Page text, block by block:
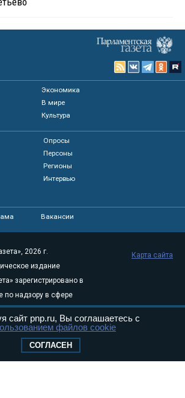
Экономика
В мире
Культура
Опросы
Персоны
Регионы
Интервью
Вакансии
2026 г.
издание
зарегистрировано в
по надзору в сфере
технологий и
(Роскомнадзор) 05
Эл № ФС77-
Карта сайта
сайт pnp.ru, Вы соглашаетесь с
файлов cookie
СОГЛАСЕН